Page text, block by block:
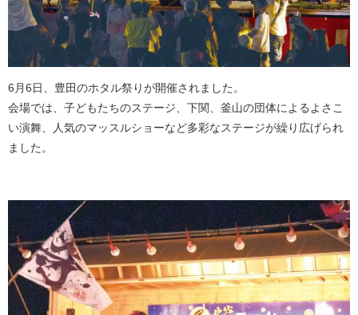
6月6日、豊田のホタル祭りが開催されました。
会場では、子どもたちのステージ、下関、釜山の団体によるよさこ
い演舞、人気のマッスルショーなど多彩なステージが繰り広げられ
ました。